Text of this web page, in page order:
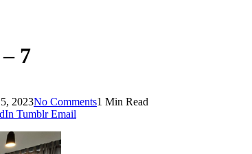
7
2023No Comments1 Min Read
Tumblr Email